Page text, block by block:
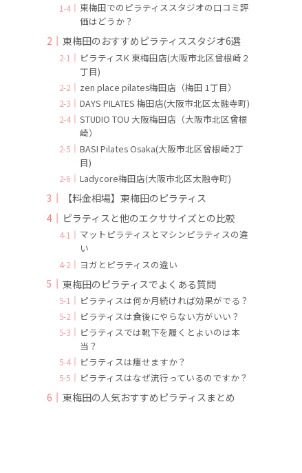
東梅田でのピラティススタジオの口コミ評
価はどうか？
東梅田のおすすめピラティススタジオ6選
ピラティスK 東梅田店(大阪市北区曾根崎２
丁目)
zen place pilates梅田店（梅田 1丁目）
DAYS PILATES 梅田店(大阪市北区太融寺町)
STUDIO TOU 大阪梅田店（大阪市北区曾根
崎）
BASI Pilates Osaka(大阪市北区曾根崎2丁
目)
Ladycore梅田店(大阪市北区太融寺町)
【料金相場】東梅田のピラティス
ピラティスと他のエクササイズとの比較
マットピラティスとマシンピラティスの違
い
ヨガとピラティスの違い
東梅田のピラティスでよくある質問
ピラティスは何か月続ければ効果がでる？
ピラティスは食後にやらない方がいい？
ピラティスでは靴下を履くとよいのは本
当？
ピラティスは痩せますか？
ピラティスはなぜ流行っているのですか？
東梅田の人気おすすめピラティスまとめ